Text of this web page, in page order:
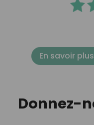
En savoir
Donnez-